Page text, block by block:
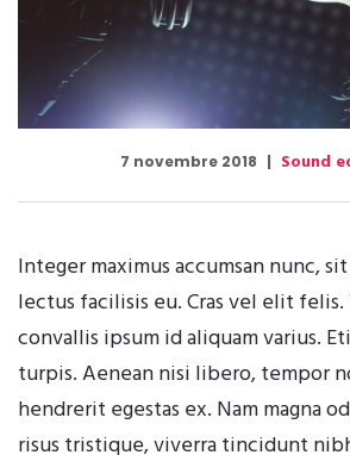
7 novembre 2018 Sound
Integer maximus accumsan nunc,
lectus facilisis eu. Cras vel elit
convallis ipsum id aliquam varius.
turpis. Aenean nisi libero, tempor
hendrerit egestas ex. Nam magna
risus tristique, viverra tincidunt